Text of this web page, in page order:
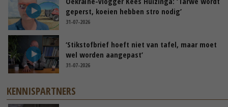
geperst, koeien hebben stro nodig’
31-07-2026
‘Stikstofbrief hoeft niet van tafel, maar moet
wel worden aangepast’
31-07-2026
KENNISPARTNERS